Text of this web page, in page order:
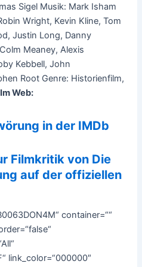
Sigel Musik: Mark Isham
Wright, Kevin Kline, Tom
Justin Long, Danny
Meaney, Alexis
Kebbell, John
Root Genre: Historienfilm,
Im Web:
in der IMDb
Filmkritik von Die
auf der offiziellen
container=““
link_color=“000000″